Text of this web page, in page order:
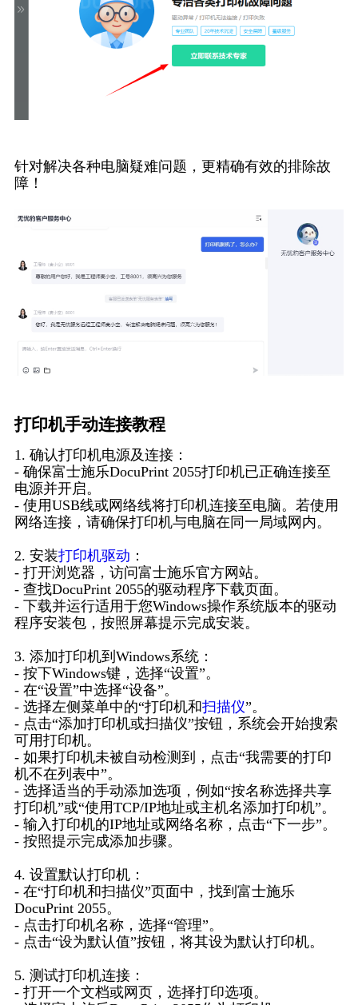
针对解决各种电脑疑难问题，更精确有效的排除故
障！
打印机手动连接教程
1. 确认打印机电源及连接：
- 确保富士施乐DocuPrint 2055打印机已正确连接至
电源并开启。
- 使用USB线或网络线将打印机连接至电脑。若使用
网络连接，请确保打印机与电脑在同一局域网内。
2. 安装打印机驱动 ：
- 打开浏览器，访问富士施乐官方网站。
- 查找DocuPrint 2055的驱动程序下载页面。
- 下载并运行适用于您Windows操作系统版本的驱动
程序安装包，按照屏幕提示完成安装。
3. 添加打印机到Windows系统：
- 按下Windows键，选择“设置”。
- 在“设置”中选择“设备”。
- 选择左侧菜单中的“打印机和扫描仪”。
- 点击“添加打印机或扫描仪”按钮，系统会开始搜索
可用打印机。
- 如果打印机未被自动检测到，点击“我需要的打印
机不在列表中”。
- 选择适当的手动添加选项，例如“按名称选择共享
打印机”或“使用TCP/IP地址或主机名添加打印机”。
- 输入打印机的IP地址或网络名称，点击“下一步”。
- 按照提示完成添加步骤。
4. 设置默认打印机：
- 在“打印机和扫描仪”页面中，找到富士施乐
DocuPrint 2055。
- 点击打印机名称，选择“管理”。
- 点击“设为默认值”按钮，将其设为默认打印机。
5. 测试打印机连接：
- 打开一个文档或网页，选择打印选项。